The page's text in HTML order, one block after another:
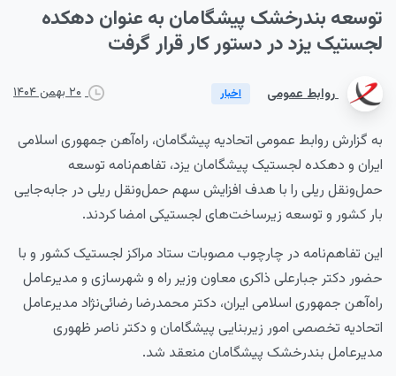
توسعه بندرخشک پیشگامان به عنوان دهکده
لجستیک یزددردستورکارقرار گرفت
روابط عمومی اخبار ۲۰ بهمن ۱۴۰۴
به گزارش روابط عمومی اتحادیه پیشگامان، راه‌آهن جمهوری اسلامی
ایران و دهکده لجستیک پیشگامان یزد، تفاهم‌نامه توسعه
حمل‌ونقل ریلی را با هدف افزایش سهم حمل‌ونقل ریلی در جابه‌جایی
بار کشور و توسعه زیرساخت‌های لجستیکی امضا کردند.
این تفاهم‌نامه در چارچوب مصوبات ستاد مراکز لجستیک کشور و با
حضور دکتر جبارعلی ذاکری معاون وزیر راه و شهرسازی و مدیرعامل
راه‌آهن جمهوری اسلامی ایران، دکتر محمدرضا رضائی‌نژاد مدیرعامل
اتحادیه تخصصی امور زیربنایی پیشگامان و دکتر ناصر ظهوری
مدیرعامل بندرخشک پیشگامان منعقد شد.